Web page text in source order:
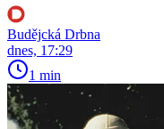
Budějcká Drbna
dnes, 17:29
1 min